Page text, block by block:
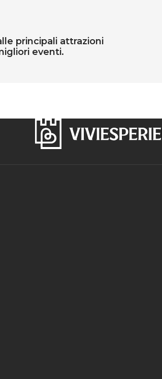
principali attrazioni
eventi.